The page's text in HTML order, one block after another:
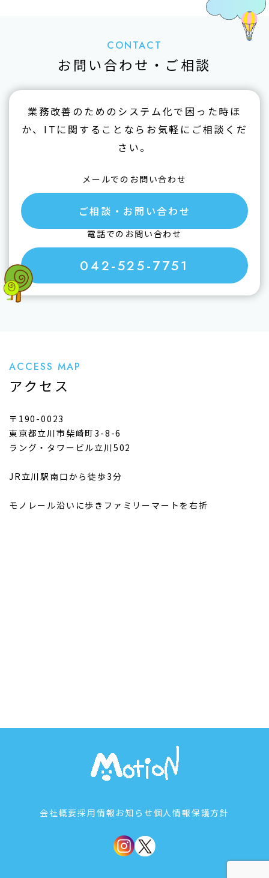
CONTACT
お問い合わせ・ご相談
業務改善のためのシステム化で困った時ほ
か、ITに関することならお気軽にご相談くだ
さい。
メールでのお問い合わせ
ご相談・お問い合わせ
電話でのお問い合わせ
042-525-7751
ACCESS MAP
アクセス
〒190-0023
東京都立川市柴崎町3-8-6
ラング・タワービル立川502
JR立川駅南口から徒歩3分
モノレール沿いに歩きファミリーマートを右折
会社概要採用情報 お知らせ個人情報保護方針